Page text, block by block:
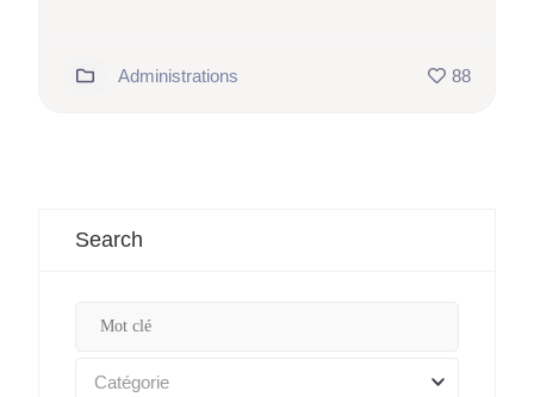
Administrations 88
Search
Catégorie